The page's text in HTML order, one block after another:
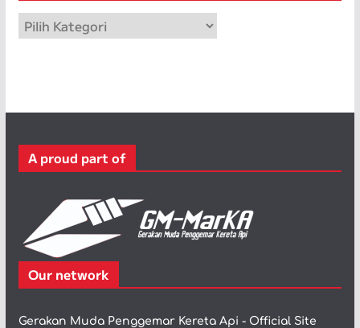
p
a
r
A proud part of
Our network
Gerakan Muda Penggemar Kereta Api - Official Site